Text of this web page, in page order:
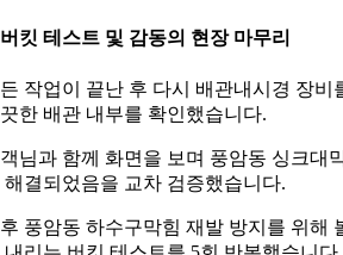
킷 테스트 및 감동의 현장 마무리
작업이 끝난 후 다시 배관내시경 장비
한 배관 내부를 확인했습니다.
님과 함께 화면을 보며 풍암동 싱크대
해결되었음을 교차 검증했습니다.
풍암동 하수구막힘 재발 방지를 위해